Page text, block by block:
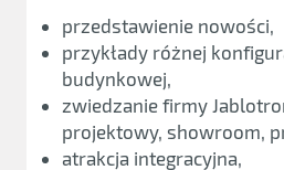
przedstawienie nowości,
przykłady różnej
budynkowej,
zwiedzanie firmy
projektowy, showroom,
atrakcja integracyjna,